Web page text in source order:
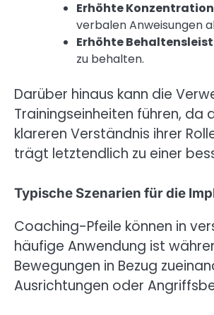
Erhöhte
verbalen Anweisungen
Erhöhte
zu behalten.
Darüber hinaus kann die
Trainingseinheiten führen, da
klareren Verständnis ihrer
trägt letztendlich zu einer
Typische Szenarien für die
Coaching-Pfeile können in
häufige Anwendung ist
Bewegungen in Bezug
Ausrichtungen oder